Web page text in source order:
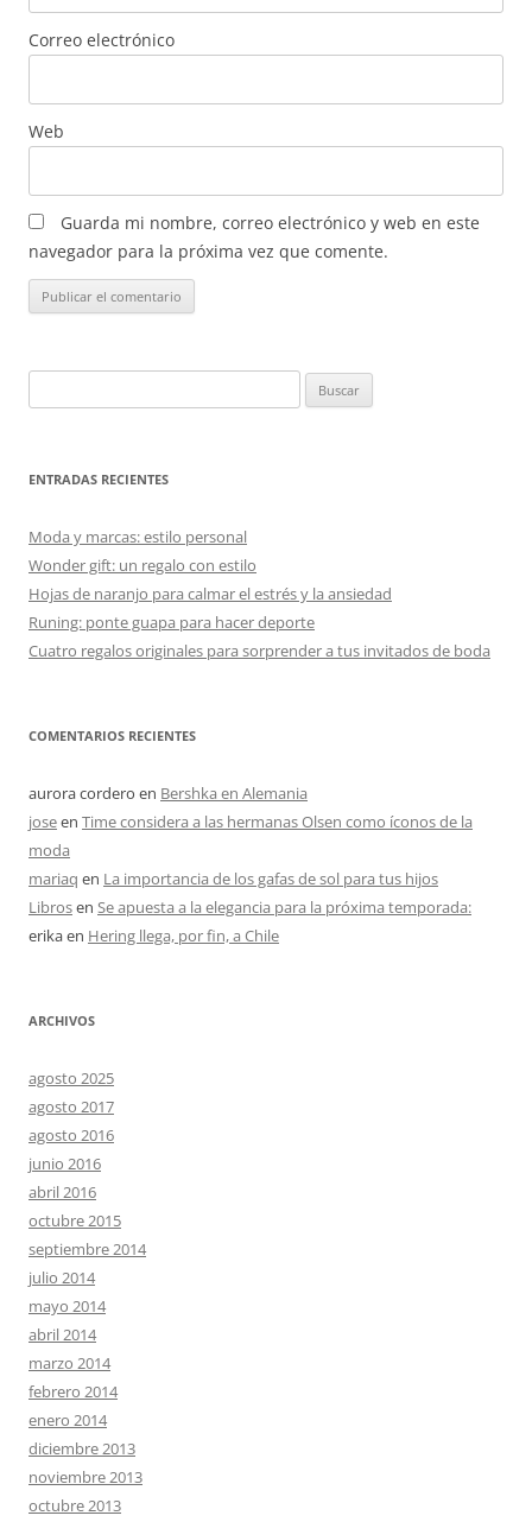
Correo electrónico
Web
Guarda mi nombre, correo electrónico y web en este
navegador para la próxima vez que comente.
ENTRADAS RECIENTES
Moda y marcas: estilo personal
Wonder gift: un regalo con estilo
Hojas de naranjo para calmar el estrés y la ansiedad
Runing: ponte guapa para hacer deporte
Cuatro regalos originales para sorprender a tus invitados de boda
COMENTARIOS RECIENTES
aurora cordero en Bershka en Alemania
joseen Time considera a las hermanas Olsen como íconos de la
moda
mariaq en La importancia de los gafas de sol para tus hijos
Librosen Se apuesta a la elegancia para la próxima temporada:
erikaen Hering llega, por fin, a Chile
ARCHIVOS
agosto 2025
agosto 2017
agosto 2016
junio 2016
abril 2016
octubre 2015
septiembre 2014
julio 2014
mayo 2014
abril 2014
marzo 2014
febrero 2014
enero 2014
diciembre 2013
noviembre 2013
octubre 2013